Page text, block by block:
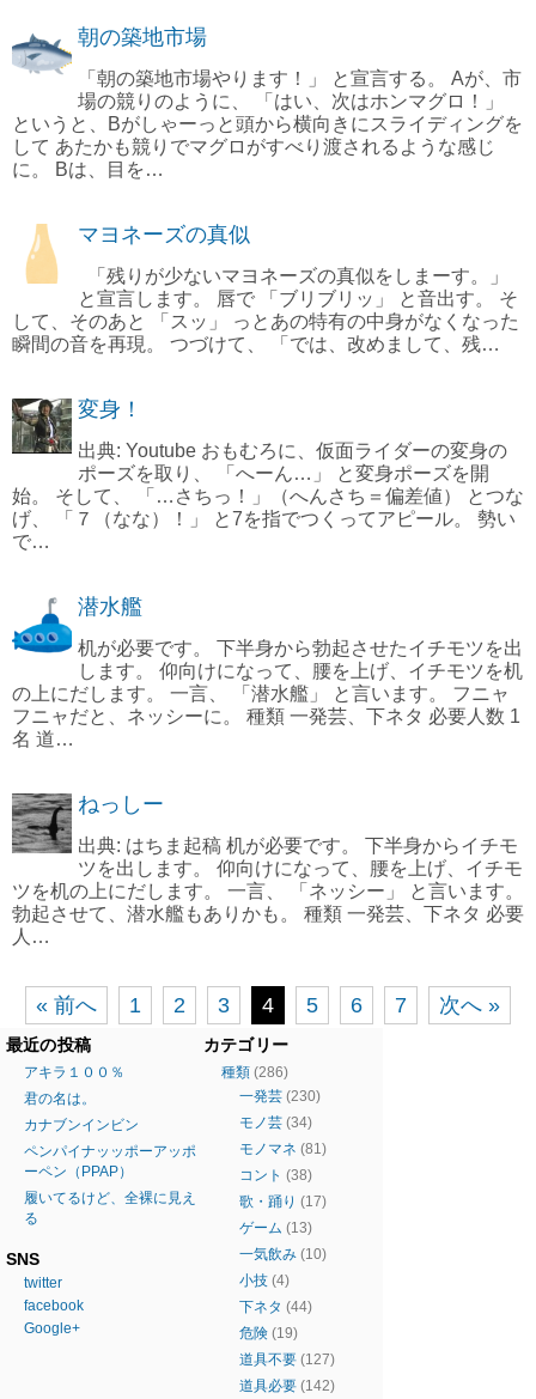
朝の築地市場
「朝の築地市場やります！」 と宣言する。 Aが、市
場の競りのように、 「はい、次はホンマグロ！」
というと、Bがしゃーっと頭から横向きにスライディングを
して あたかも競りでマグロがすべり渡されるような感じ
に。 Bは、目を…
マヨネーズの真似
「残りが少ないマヨネーズの真似をしまーす。」
と宣言します。 唇で 「ブリブリッ」 と音出す。 そ
して、そのあと 「スッ」 っとあの特有の中身がなくなった
瞬間の音を再現。 つづけて、 「では、改めまして、残…
変身！
出典: Youtube おもむろに、仮面ライダーの変身の
ポーズを取り、 「へーん…」 と変身ポーズを開
始。 そして、 「…さちっ！」（へんさち＝偏差値） とつな
げ、 「７（なな）！」 と7を指でつくってアピール。 勢い
で…
潜水艦
机が必要です。 下半身から勃起させたイチモツを出
します。 仰向けになって、腰を上げ、イチモツを机
の上にだします。 一言、 「潜水艦」 と言います。 フニャ
フニャだと、ネッシーに。 種類 一発芸、下ネタ 必要人数 1
名 道…
ねっしー
出典: はちま起稿 机が必要です。 下半身からイチモ
ツを出します。 仰向けになって、腰を上げ、イチモ
ツを机の上にだします。 一言、 「ネッシー」 と言います。
勃起させて、潜水艦もありかも。 種類 一発芸、下ネタ 必要
人…
« 前へ 1 2 3 4 5 6 7 次へ »
最近の投稿
アキラ１００％
君の名は。
カナブンインビン
ペンパイナッッポーアッポ
ーペン（PPAP）
履いてるけど、全裸に見え
る
SNS
twitter
facebook
Google+
カテゴリー
種類 (286)
一発芸 (230)
モノ芸 (34)
モノマネ (81)
コント (38)
歌・踊り (17)
ゲーム (13)
一気飲み (10)
小技 (4)
下ネタ (44)
危険 (19)
道具不要 (127)
道具必要 (142)